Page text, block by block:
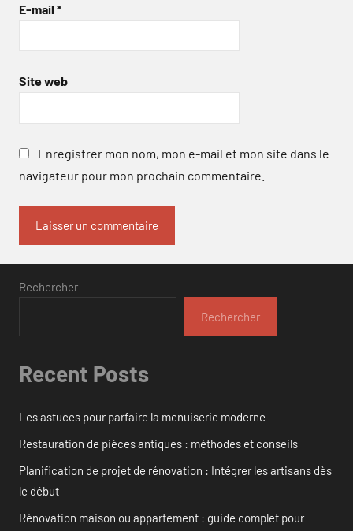
E-mail *
Site web
Enregistrer mon nom, mon e-mail et mon site dans le
navigateur pour mon prochain commentaire.
Rechercher
Rechercher
Recent Posts
Les astuces pour parfaire la menuiserie moderne
Restauration de pièces antiques : méthodes et conseils
Planification de projet de rénovation : Intégrer les artisans dès
le début
Rénovation maison ou appartement : guide complet pour